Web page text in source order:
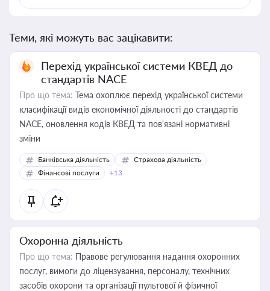
Теми, які можуть вас зацікавити:
Перехід української системи КВЕД до
стандартів NACE
Про що тема: Тема охоплює перехід української системи
класифікації видів економічної діяльності до стандартів
NACE, оновлення кодів КВЕД та пов'язані нормативні
зміни
Банківська діяльність
Страхова діяльність
Фінансові послуги
+13
Охоронна діяльність
Про що тема: Правове регулювання надання охоронних
послуг, вимоги до ліцензування, персоналу, технічних
засобів охорони та організації пультової й фізичної